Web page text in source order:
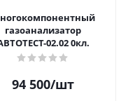
газоанализатор
02.02 0кл.
94 500/шт